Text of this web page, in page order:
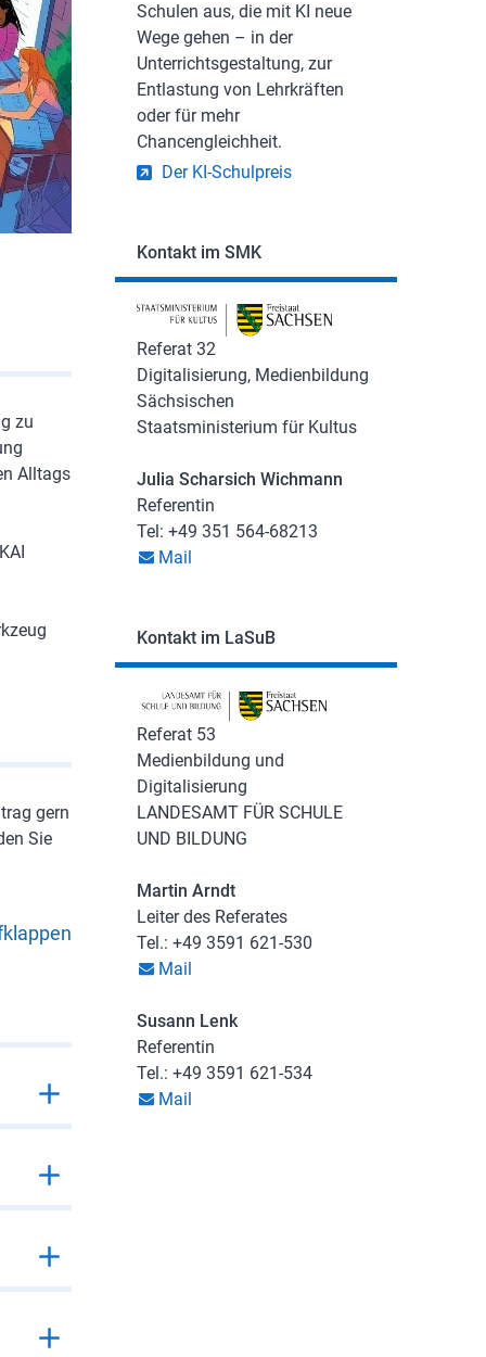
zu
Alltags
gern
Sie
Schulen aus, die mit KI neue
Wege gehen – in der
Unterrichtsgestaltung, zur
Entlastung von Lehrkräften
oder für mehr
Chancengleichheit.
Der KI-Schulpreis
Kontakt im SMK
Referat 32
Digitalisierung, Medienbildung
Sächsischen
Staatsministerium für Kultus
Julia Scharsich Wichmann
Referentin
Tel: +49 351 564-68213
Mail
Kontakt im LaSuB
Referat 53
Medienbildung und
Digitalisierung
LANDESAMT FÜR SCHULE
UND BILDUNG
Martin Arndt
Leiter des Referates
Tel.: +49 3591 621-530
Mail
Susann Lenk
Referentin
Tel.: +49 3591 621-534
Mail